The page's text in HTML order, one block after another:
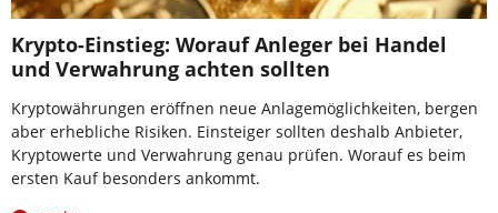
Krypto-Einstieg: Worauf Anleger bei Handel
und Verwahrung achten sollten
Kryptowährungen eröffnen neue Anlagemöglichkeiten, bergen
aber erhebliche Risiken. Einsteiger sollten deshalb Anbieter,
Kryptowerte und Verwahrung genau prüfen. Worauf es beim
ersten Kauf besonders ankommt.